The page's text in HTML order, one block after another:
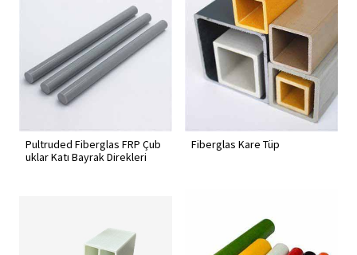
Pultruded Fiberglas FRP Çub
uklar Katı Bayrak Direkleri
Fiberglas Kare Tüp